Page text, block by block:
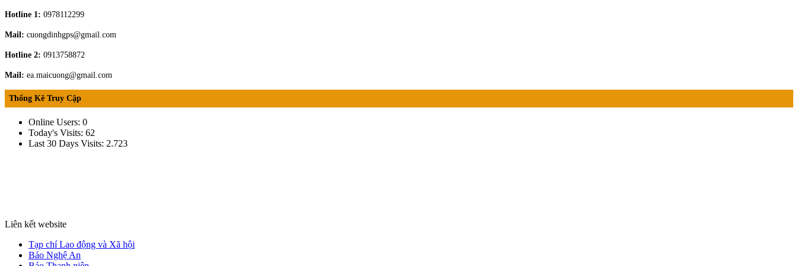
Hotline 1: 0978112299
Mail: cuongdinhgps@gmail.com
Hotline 2: 0913758872
Mail: ea.maicuong@gmail.com
Thống Kê Truy Cập
Online Users: 0
Today's Visits: 62
Last 30 Days Visits: 2.723
Liên kết website
Tạp chí Lao động và Xã hội
Báo Nghệ An